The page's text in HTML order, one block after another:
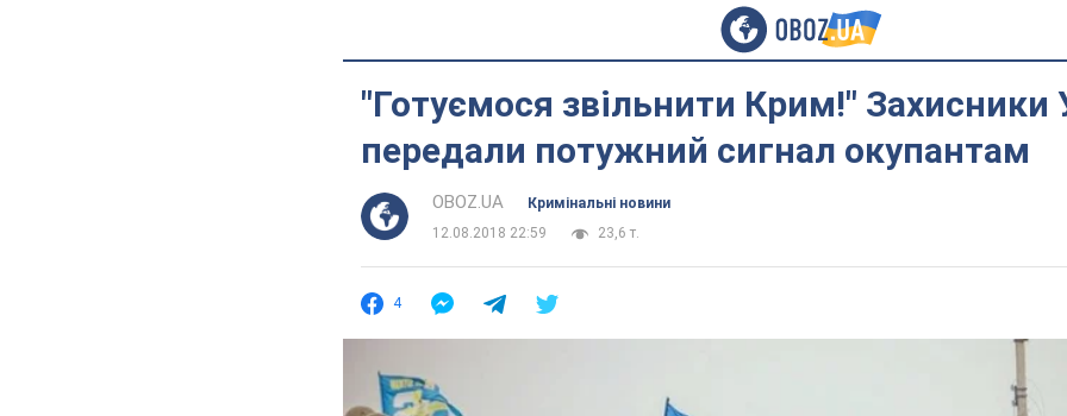
"Готуємося звільнити Крим!" Захисники
передали потужний сигнал окупантам
OBOZ.UA
Кримінальні новини
12.08.2018 22:59
23,6 т.
4